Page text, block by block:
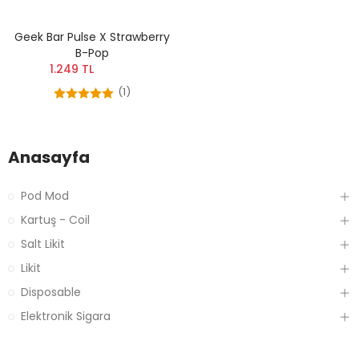
Geek Bar Pulse X Strawberry
B-Pop
1.249 TL
(1)
Anasayfa
Pod Mod
Kartuş - Coil
Salt Likit
Likit
Disposable
Elektronik Sigara